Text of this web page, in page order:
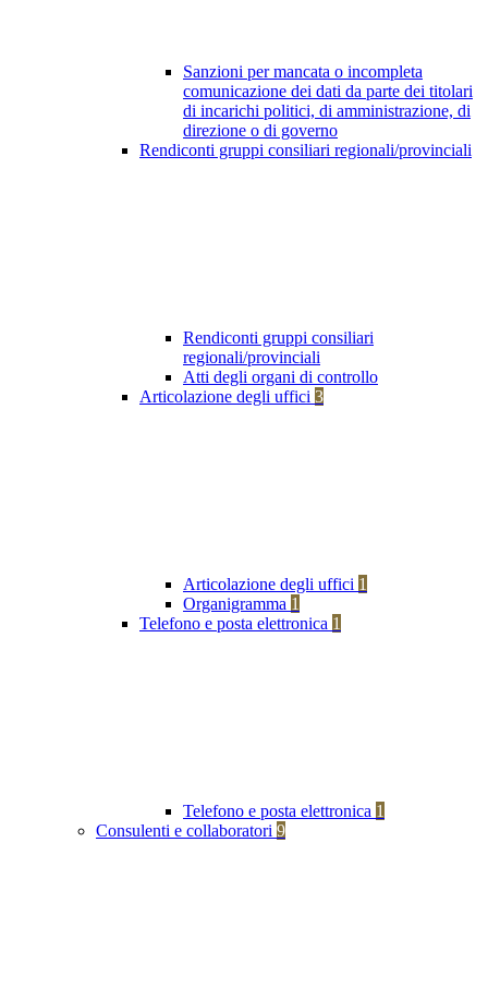
Sanzioni per mancata o incompleta
comunicazione dei dati da parte dei titolari
di incarichi politici, di amministrazione, di
direzione o di governo
Rendiconti gruppi consiliari regionali/provinciali
Rendiconti gruppi consiliari
regionali/provinciali
Atti degli organi di controllo
Articolazione degli uffici 3
Articolazione degli uffici 1
Organigramma 1
Telefono e posta elettronica 1
Telefono e posta elettronica 1
Consulenti e collaboratori 9